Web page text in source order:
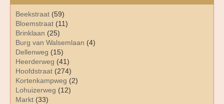
Beekstraat (59)
Bloemstraat (11)
Brinklaan (25)
Burg van Walsemlaan (4)
Dellenweg (15)
Heerderweg (41)
Hoofdstraat (274)
Kortenkampweg (2)
Lohuizerweg (12)
Markt (33)